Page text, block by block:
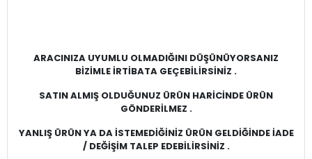
ARACINIZA UYUMLU OLMADIĞINI DÜŞÜNÜYORSANIZ
BİZİMLE İRTİBATA GEÇEBİLİRSİNİZ .
SATIN ALMIŞ OLDUĞUNUZ ÜRÜN HARİCİNDE ÜRÜN
GÖNDERİLMEZ .
YANLIŞ ÜRÜN YA DA İSTEMEDİĞİNİZ ÜRÜN GELDİĞİNDE İADE
/ DEĞİŞİM TALEP EDEBİLİRSİNİZ .